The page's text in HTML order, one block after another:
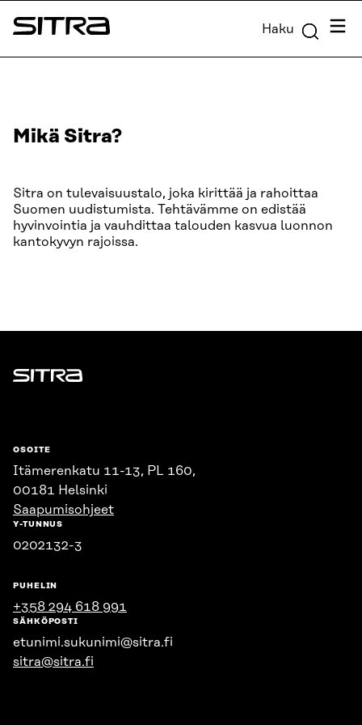
Siirry
suoraan
Sitra Haku
Mikä Sitra?
Sitra on tulevaisuustalo, joka kirittää ja rahoittaa
Suomen uudistumista. Tehtävämme on edistää
hyvinvointia ja vauhdittaa talouden kasvua luonnon
kantokyvyn rajoissa.
Sitra
OSOITE
Itämerenkatu 11-13, PL 160,
00181 Helsinki
Saapumisohjeet
Y-TUNNUS
0202132-3
PUHELIN
+358 294 618 991
SÄHKÖPOSTI
etunimi.sukunimi@sitra.fi
sitra@sitra.fi